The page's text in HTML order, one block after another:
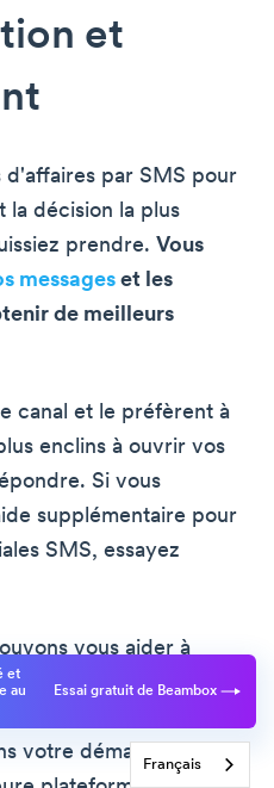
et
d'affaires par SMS pour
la décision la plus
prendre. Vous
messages et les
de meilleurs
canal et le préfèrent à
enclins à ouvrir vos
Si vous
supplémentaire pour
SMS, essayez
vous aider à
par SMS. En tant
de contenu, nous
votre démarche.
et
au
Essai gratuit de Beambox
Français